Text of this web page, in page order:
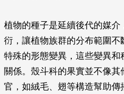
植物的種子是延續後代的媒介
衍，讓植物族群的分布範圍不
特殊的形態變異，這些變異
關係。殼斗科的果實並不像
官，如絨毛、翅等構造幫助